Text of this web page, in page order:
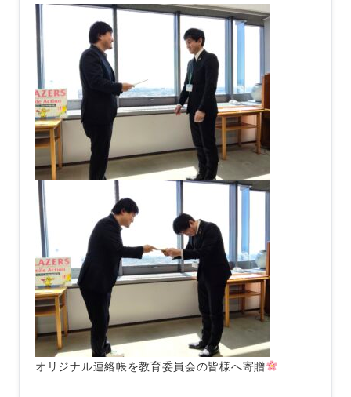
オリジナル連絡帳を教育委員会の皆様へ寄贈